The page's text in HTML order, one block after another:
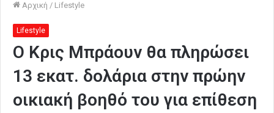
Αρχική / Lifestyle
Lifestyle
Ο Κρις Μπράουν θα πληρώσει
13 εκατ. δολάρια στην πρώην
οικιακή βοηθό του για επίθεση